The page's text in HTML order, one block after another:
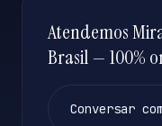
Atendemos
Brasil — 100%
Conversar